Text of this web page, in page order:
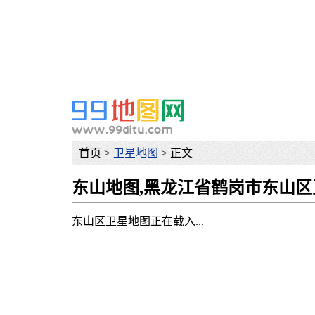
首页 > 卫星地图 > 正文
东山地图,黑龙江省鹤岗市东山
东山区卫星地图正在载入...